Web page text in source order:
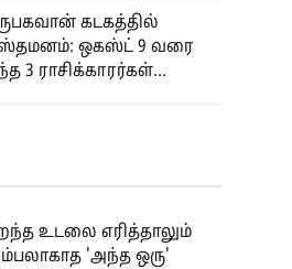
கடகத்தில்
ஒகஸ்ட் 9 வரை
3 ராசிக்காரர்கள்...
உடலை எரித்தாலும்
'அந்த ஒரு'